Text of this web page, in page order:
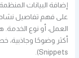
إضافة البيانات
على فهم تفاصيل
العمل، أو نوع
Snippets).